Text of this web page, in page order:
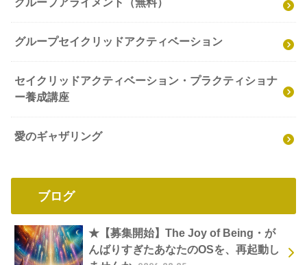
グループアライメント（無料）
グループセイクリッドアクティベーション
セイクリッドアクティベーション・プラクティショナ
ー養成講座
愛のギャザリング
ブログ
★【募集開始】The Joy of Being・が
んばりすぎたあなたのOSを、再起動し